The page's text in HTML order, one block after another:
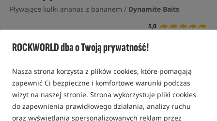
ROCKWORLD dba o Twoją prywatność!
Nasza strona korzysta z plików cookies, które pomagają
zapewnić Ci bezpieczne i komfortowe warunki podczas
wizyt na naszej stronie. Strona wykorzystuje pliki cookies
do zapewnienia prawidłowego działania, analizy ruchu
oraz wyświetlania spersonalizowanych reklam przez
Pływające kulki ananas z bananem / Dynamite Baits
5,0